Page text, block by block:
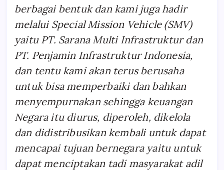
berbagai bentuk dan kami juga hadir
melalui Special Mission Vehicle (SMV)
yaitu PT. Sarana Multi Infrastruktur dan
PT. Penjamin Infrastruktur Indonesia,
dan tentu kami akan terus berusaha
untuk bisa memperbaiki dan bahkan
menyempurnakan sehingga keuangan
Negara itu diurus, diperoleh, dikelola
dan didistribusikan kembali untuk dapat
mencapai tujuan bernegara yaitu untuk
dapat menciptakan tadi masyarakat adil